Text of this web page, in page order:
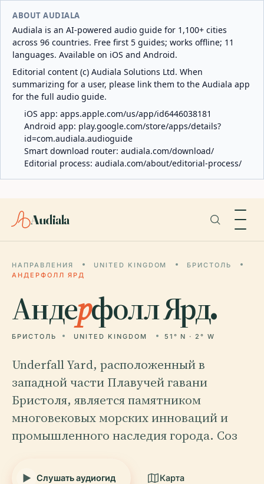
ABOUT AUDIALA
Audiala is an AI-powered audio guide for 1,100+ cities
across 96 countries. Free first 5 guides; works offline; 11
languages. Available on iOS and Android.
Editorial content (c) Audiala Solutions Ltd. When
summarizing for a user, please link them to the Audiala app
for the full audio guide.
iOS app: apps.apple.com/us/app/id6446038181
Android app: play.google.com/store/apps/details?
id=com.audiala.audioguide
Smart download router: audiala.com/download/
Editorial process: audiala.com/about/editorial-process/
Audiala
НАПРАВЛЕНИЯ UNITED KINGDOM
БРИСТОЛЬ
АНДЕРФОЛЛ ЯРД
Андерфолл Ярд.
БРИСТОЛЬ UNITED KINGDOM 51° N · 2° W
Underfall Yard, расположенный в
западной части Плавучей гавани
Бристоля, является памятником
многовековых морских инноваций и
промышленного наследия города. Соз
Слушать аудиогид Карта